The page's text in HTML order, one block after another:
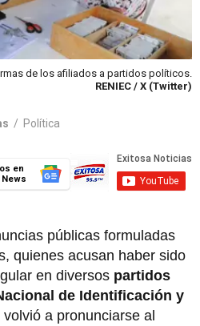
de los afiliados a partidos políticos.
RENIEC / X (Twitter)
/ Política
en
News
públicas formuladas
quienes acusan haber sido
en diversos partidos
de Identificación y
volvió a pronunciarse al